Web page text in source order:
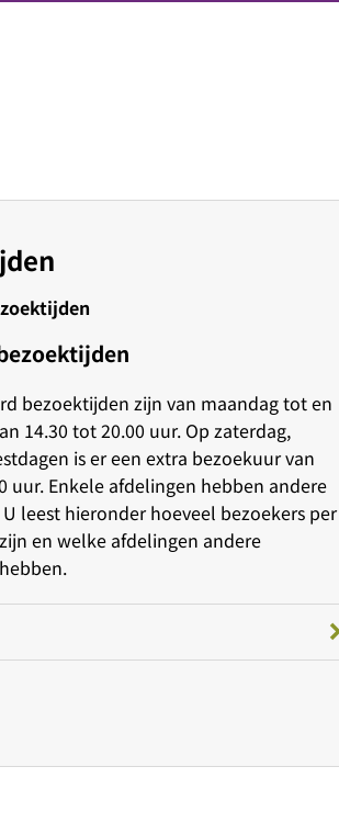
bezoektijden zijn van maandag tot en
14.30 tot 20.00 uur. Op zaterdag,
is er een extra bezoekuur van
uur. Enkele afdelingen hebben andere
leest hieronder hoeveel bezoekers per
en welke afdelingen andere